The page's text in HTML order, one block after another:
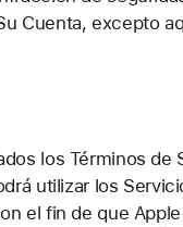
Cuenta, excepto
los Términos
utilizar los
el fin de que